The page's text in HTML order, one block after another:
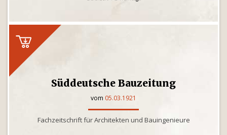
Süddeutsche Bauzeitung
vom 05.03.1921
Fachzeitschrift für Architekten und Bauingenieure